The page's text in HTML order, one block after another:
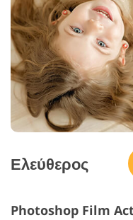
Ελεύθερος
Photoshop Film